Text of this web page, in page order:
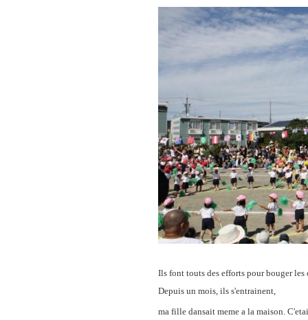
Ils font touts des efforts pour bouger les
Depuis un mois, ils s'entrainent,
ma fille dansait meme a la maison.